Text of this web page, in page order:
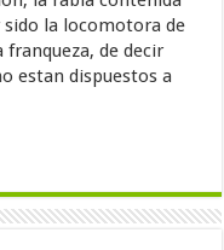
sido la locomotora de
de decir
estan dispuestos a